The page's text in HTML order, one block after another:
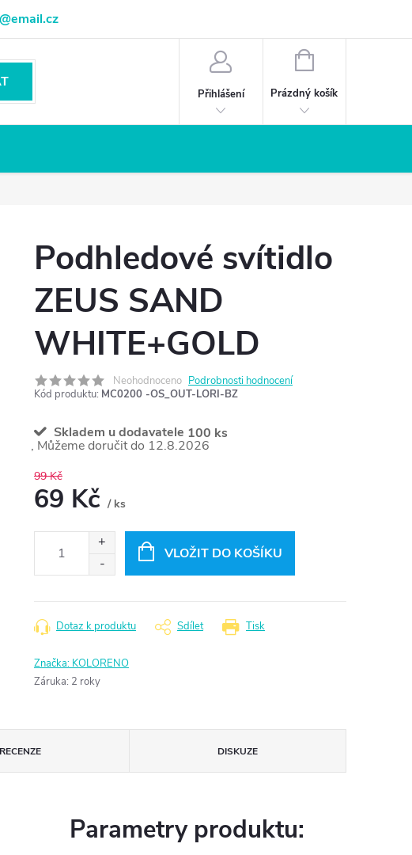
Přihlášení
NÁKUPNÍ
Prázdný košík
Podhledové svítidlo
ZEUS SAND
WHITE+GOLD
Neohodnoceno Podrobnosti hodnocení
Kód produktu: MC0200 -OS_OUT-LORI-BZ
Skladem u dodavatele 100 ks
12.8.2026
99 Kč
69 Kč / ks
VLOŽIT DO KOŠÍKU
Tisk
Dotaz k produktu Sdílet
Značka: KOLORENO
Záruka: 2 roky
RECENZE DISKUZE
Parametry produktu: